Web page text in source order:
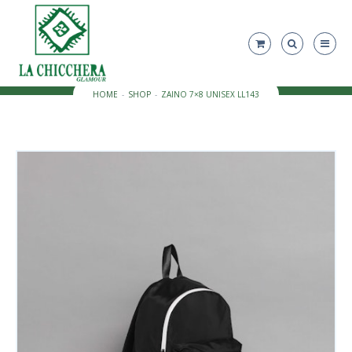
HOME SHOP ZAINO 7×8 UNISEX LL143